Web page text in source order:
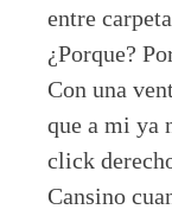
entre
¿Porque?
Con una
que a mi ya
click
Cansino